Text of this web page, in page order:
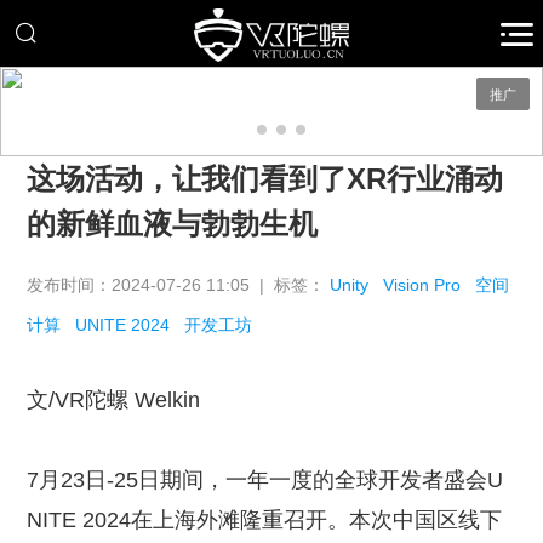
推广
这场活动，让我们看到了XR行业涌动
的新鲜血液与勃勃生机
发布时间：2024-07-26 11:05 | 标签： Unity Vision Pro 空间
计算 UNITE 2024 开发工坊
文/VR陀螺 Welkin
7月23日-25日期间，一年一度的全球开发者盛会U
NITE 2024在上海外滩隆重召开。本次中国区线下